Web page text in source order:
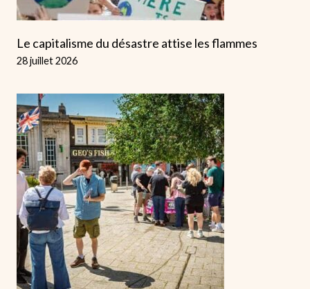
Le capitalisme du désastre attise les flammes
28 juillet 2026